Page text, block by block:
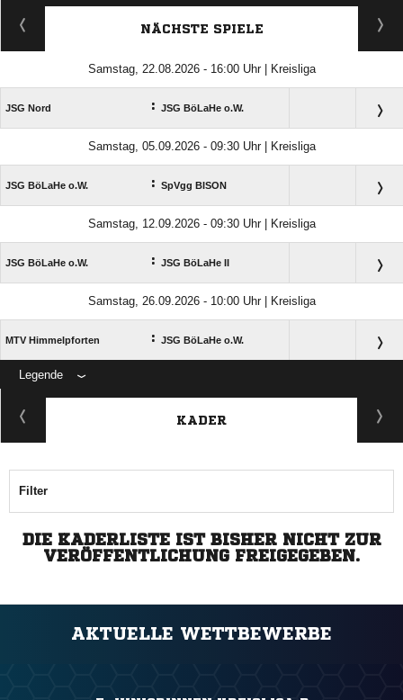
ANZEIGE
NÄCHSTE SPIELE
Samstag, 22.08.2026 - 16:00 Uhr | Kreisliga
JSG Nord : JSG BöLaHe o.W.
Samstag, 05.09.2026 - 09:30 Uhr | Kreisliga
JSG BöLaHe o.W. : SpVgg BISON
Samstag, 12.09.2026 - 09:30 Uhr | Kreisliga
JSG BöLaHe o.W. : JSG BöLaHe II
Samstag, 26.09.2026 - 10:00 Uhr | Kreisliga
MTV Himmelpforten : JSG BöLaHe o.W.
Legende
ANZEIGE
KADER
Filter
DIE KADERLISTE IST BISHER NICHT ZUR
VERÖFFENTLICHUNG FREIGEGEBEN.
AKTUELLE WETTBEWERBE